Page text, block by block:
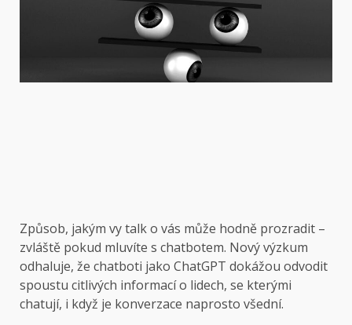
Způsob, jakým vytalk o vás může hodně prozradit –
zvláště pokud mluvíte s chatbotem. Nový výzkum
odhaluje, že chatboti jako ChatGPT dokážou odvodit
spoustu citlivých informací o lidech, se kterými
chatují, i když je konverzace naprosto všední.